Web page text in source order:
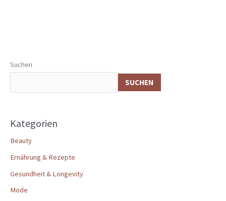
Suchen
SUCHEN
Kategorien
Beauty
Ernährung & Rezepte
Gesundheit & Longevity
Mode